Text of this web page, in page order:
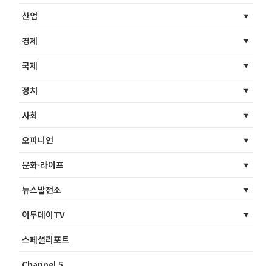
산업
경제
국제
정치
사회
오피니언
문화·라이프
뉴스발전소
이투데이TV
스페셜리포트